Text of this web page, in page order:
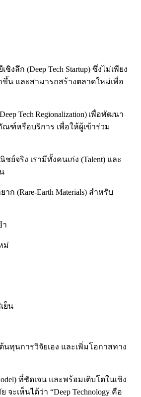
ก (Deep Tech Startup) ซึ่งไม่เพียง
ขึ้น และสามารถสร้างตลาดใหม่เพื่อ
Tech Regionalization) เพื่อพัฒนา
ฑ์หรือบริการ เพื่อให้ผู้เข้าร่วม
จริง เรามีทั้งคนเก่ง (Talent) และ
(Rare-Earth Materials) สำหรับ
ำ
ม่
ย็น
ทุนการวิจัยเอง และเพิ่มโอกาสทาง
ที่ชัดเจน และพร้อมเติบโตในเชิง
ะเห็นได้ว่า “Deep Technology คือ